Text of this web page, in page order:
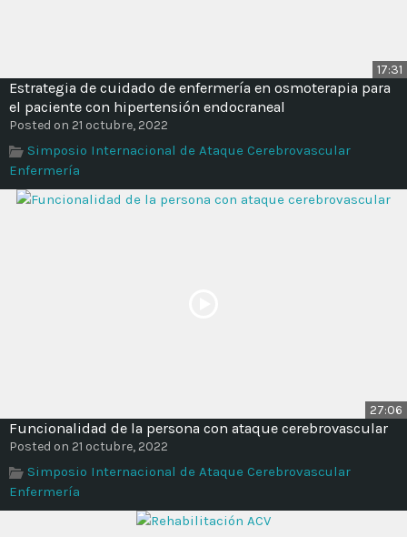
17:31
Estrategia de cuidado de enfermería en osmoterapia para
el paciente con hipertensión endocraneal
Posted on 21 octubre, 2022
Simposio Internacional de Ataque Cerebrovascular
Enfermería
27:06
Funcionalidad de la persona con ataque cerebrovascular
Posted on 21 octubre, 2022
Simposio Internacional de Ataque Cerebrovascular
Enfermería